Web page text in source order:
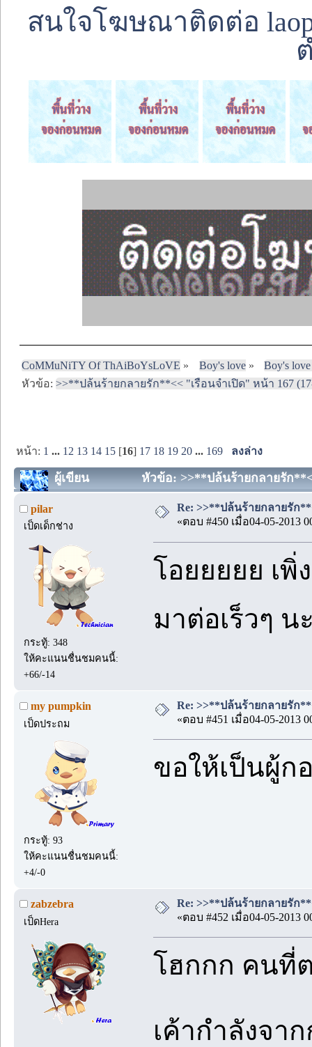
สนใจโฆษณาติดต่อ
CoMMuNiTY Of ThAiBoYsLoVE » Boy's love»
Boy's
หัวข้อ:>>**ปล้นร้ายกลายรัก**<< "เรือนจำเปิด" หน้า 167
หน้า: 1 ... 12 13 14 15 [16] 17 18 19 20 ... 169 ลงล่าง
ผู้เขียน หัวข้อ: >>**ปล้นร้ายกลายรัก
pilar
เป็ดเด็กช่าง
กระทู้: 348
ให้คะแนนชื่นชมคนนี้:
+66/-14
Re: >>**ปล้นร้ายกลายรัก
«ตอบ #450 เมื่อ04-05-2013
โอยยยยย เพิ่
มาต่อเร็วๆ
my pumpkin
เป็ดประถม
กระทู้: 93
ให้คะแนนชื่นชมคนนี้:
+4/-0
Re: >>**ปล้นร้ายกลายรัก
«ตอบ #451 เมื่อ04-05-2013
ขอให้เป็นผู้ก
zabzebra
เป็ดHera
Re: >>**ปล้นร้ายกลายรัก
«ตอบ #452 เมื่อ04-05-2013
โฮกกก คนที่
เค้ากำลังจา